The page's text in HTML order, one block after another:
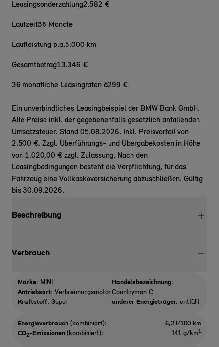
Leasingsonderzahlung2.582 €
Laufzeit36 Monate
Laufleistung p.a.5.000 km
Gesamtbetrag13.346 €
36 monatliche Leasingraten à299 €
Ein unverbindliches Leasingbeispiel der BMW Bank GmbH.
Alle Preise inkl. der gegebenenfalls gesetzlich anfallenden
Umsatzsteuer. Stand 05.08.2026. Inkl. Preisvorteil von
2.500 €. Zzgl. Überführungs- und Übergabekosten in Höhe
von 1.020,00 € zzgl. Zulassung. Nach den
Leasingbedingungen besteht die Verpflichtung, für das
Fahrzeug eine Vollkaskoversicherung abzuschließen. Gültig
bis 30.09.2026.
Beschreibung
Verbrauch
Marke: MINI
Antriebsart: Verbrennungsmotor
Kraftstoff: Super
Handelsbezeichnung:
Countryman C
anderer Energieträger: entfällt
Energieverbrauch (kombiniert):
6,2 l/100 km
CO2-Emissionen (kombiniert): 141 g/km1